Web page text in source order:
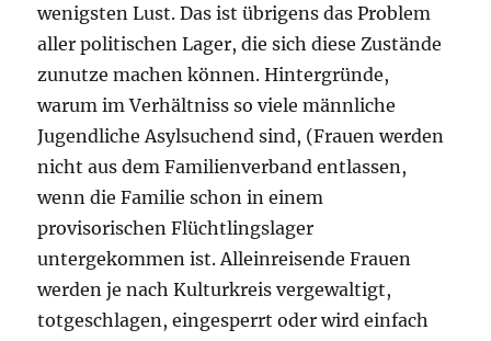
wenigsten Lust. Das ist übrigens das Problem
aller politischen Lager, die sich diese Zustände
zunutze machen können. Hintergründe,
warum im Verhältniss so viele männliche
Jugendliche Asylsuchend sind, (Frauen werden
nicht aus dem Familienverband entlassen,
wenn die Familie schon in einem
provisorischen Flüchtlingslager
untergekommen ist. Alleinreisende Frauen
werden je nach Kulturkreis vergewaltigt,
totgeschlagen, eingesperrt oder wird einfach